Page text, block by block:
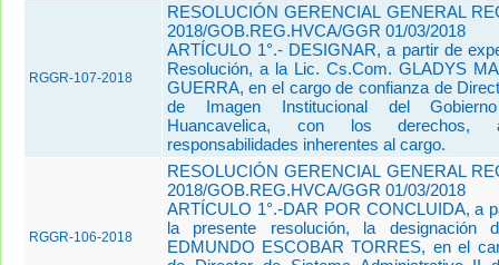
RGGR-107-2018
RESOLUCIÓN GERENCIAL GENERAL
2018/GOB.REG.HVCA/GGR 01/03/2018
ARTÍCULO 1°.- DESIGNAR, a partir de
Resolución, a la Lic. Cs.Com. GLADYS
GUERRA, en el cargo de confianza de
de Imagen Institucional del
Huancavelica, con los derechos,
responsabilidades inherentes al cargo.
RGGR-106-2018
RESOLUCIÓN GERENCIAL GENERAL
2018/GOB.REG.HVCA/GGR 01/03/2018
ARTÍCULO 1°.-DAR POR CONCLUIDA, a
la presente resolución, la designación
EDMUNDO ESCOBAR TORRES, en el